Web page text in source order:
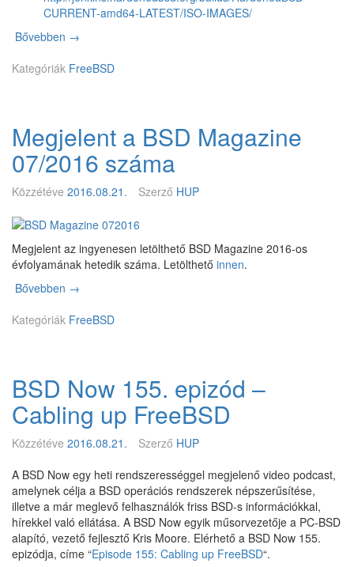
CURRENT-amd64-LATEST/ISO-IMAGES/
Bővebben A
i
S
S
L
l
p
r
t
e
m
t
t
l
t
a
H
a
r
d
e
→
Kategóriák FreeBSD
Megjelent a BSD Magazine
07/2016 száma
Közzétéve 2016.08.21. Szerző HUP
Megjelent az ingyenesen letölthető BSD Magazine 2016-os
évfolyamának hetedik száma. Letölthető innen.
Bővebben M
g
e
n
t
B
D
M
a
g
a
z
→
Kategóriák FreeBSD
BSD Now 155. epizód –
Cabling up FreeBSD
Közzétéve 2016.08.21. Szerző HUP
A BSD Now egy heti rendszerességgel megjelenő video podcast,
amelynek célja a BSD operációs rendszerek népszerűsítése,
illetve a már meglevő felhasználók friss BSD-s információkkal,
hírekkel való ellátása. A BSD Now egyik műsorvezetője a PC-BSD
alapító, vezető fejlesztő Kris Moore. Elérhető a BSD Now 155.
epizódja, címe “Episode 155: Cabling up FreeBSD“.